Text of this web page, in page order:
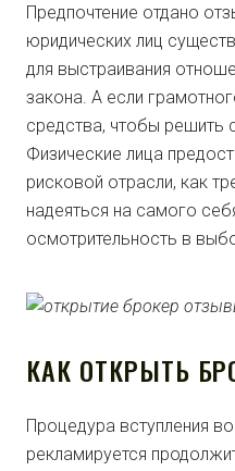
Предпочтение отдано
юридических лиц
для выстраивания
закона. А если
средства, чтобы решить
Физические лица
рисковой отрасли, как
надеяться на самого
осмотрительность в
КАК ОТКРЫТЬ
Процедура вступления
рекламируется